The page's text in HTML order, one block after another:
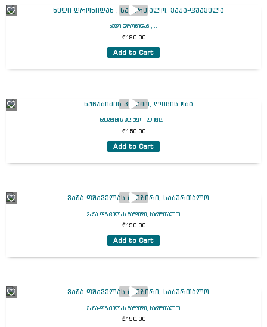
ხედი დრონიდან ,...
₾190.00
Add to Cart
ნუცუბიძის პლატო, ლისის...
₾150.00
Add to Cart
ვაჟა-ფშაველას გამზირი, საბურთალო
₾190.00
Add to Cart
ვაჟა-ფშაველას გამზირი, საბურთალო
₾190.00